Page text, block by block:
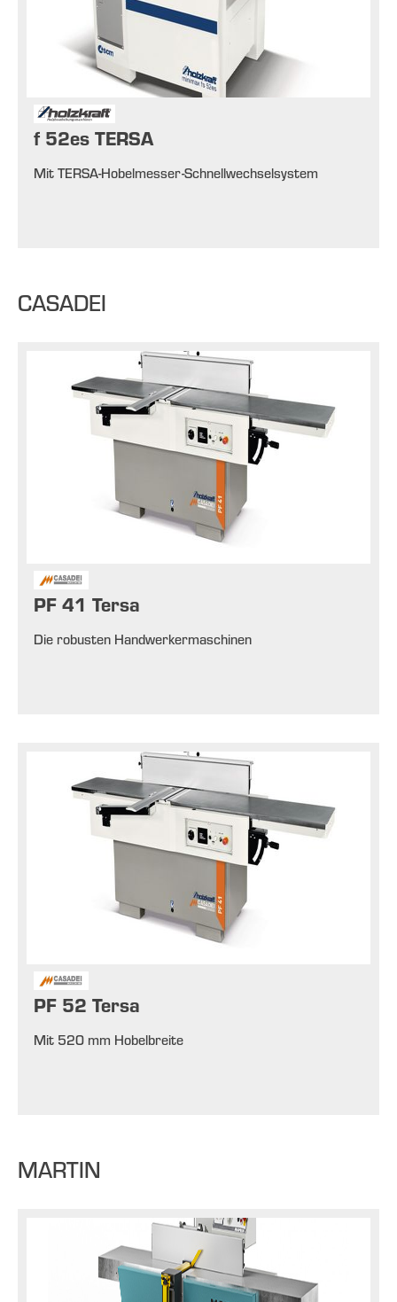
f 52es TERSA
Mit TERSA-Hobelmesser-Schnellwechselsystem
CASADEI
PF 41 Tersa
Die robusten Handwerkermaschinen
PF 52 Tersa
Mit 520 mm Hobelbreite
MARTIN